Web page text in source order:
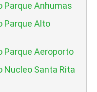
Parque Anhumas
Parque Alto
Parque Aeroporto
Nucleo Santa Rita